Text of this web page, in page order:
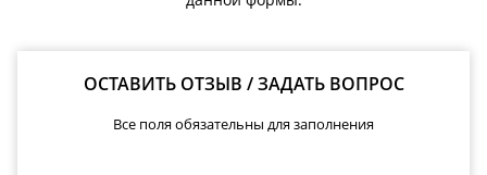
ОСТАВИТЬ ОТЗЫВ / ЗАДАТЬ ВОПРОС
Все поля обязательны для заполнения